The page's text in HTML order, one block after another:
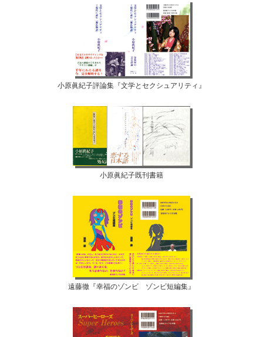
小原眞紀子評論集『文学とセクシュアリティ』
小原眞紀子既刊書籍
遠藤徹『幸福のゾンビ ゾンビ短編集』